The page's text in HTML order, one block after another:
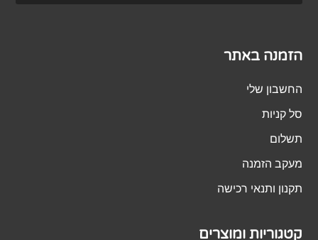
הזמנה באתר
החשבון שלי
סל קניות
תשלום
מעקב הזמנה
תקנון ותנאי רכישה
קטגוריות ומוצרים